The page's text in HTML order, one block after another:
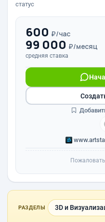
статус
600 ₽/час
99 000 ₽/месяц
средняя ставка
РАЗДЕЛЫ 3D и